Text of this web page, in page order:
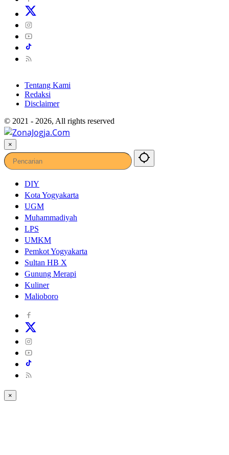
Tentang Kami
Redaksi
Disclaimer
© 2021 - 2026, All rights reserved
×
DIY
Kota Yogyakarta
UGM
Muhammadiyah
LPS
UMKM
Pemkot Yogyakarta
Sultan HB X
Gunung Merapi
Kuliner
Malioboro
×